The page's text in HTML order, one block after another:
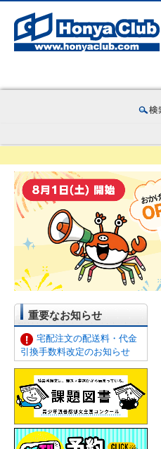
重要なお知らせ
宅配注文の配送料・代金
引換手数料改定のお知らせ